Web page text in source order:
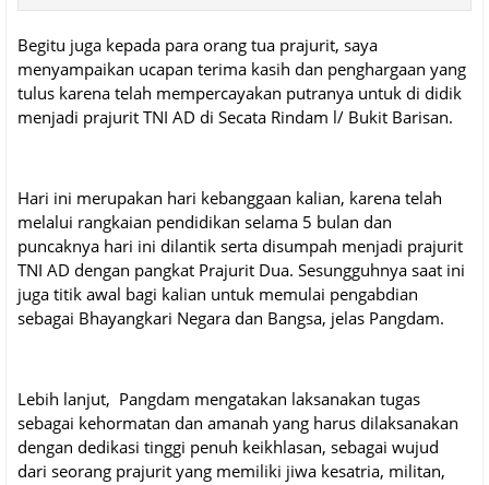
Begitu juga kepada para orang tua prajurit, saya
menyampaikan ucapan terima kasih dan penghargaan yang
tulus karena telah mempercayakan putranya untuk di didik
menjadi prajurit TNI AD di Secata Rindam l/ Bukit Barisan.
Hari ini merupakan hari kebanggaan kalian, karena telah
melalui rangkaian pendidikan selama 5 bulan dan
puncaknya hari ini dilantik serta disumpah menjadi prajurit
TNI AD dengan pangkat Prajurit Dua. Sesungguhnya saat ini
juga titik awal bagi kalian untuk memulai pengabdian
sebagai Bhayangkari Negara dan Bangsa, jelas Pangdam.
Lebih lanjut, Pangdam mengatakan laksanakan tugas
sebagai kehormatan dan amanah yang harus dilaksanakan
dengan dedikasi tinggi penuh keikhlasan, sebagai wujud
dari seorang prajurit yang memiliki jiwa kesatria, militan,